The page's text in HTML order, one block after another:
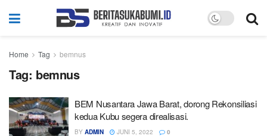
Home Tag bemnus
Tag: bemnus
BEM Nusantara Jawa Barat, dorong Rekonsiliasi
kedua Kubu segera direalisasi.
BY ADMIN JUNI 5, 2022 0